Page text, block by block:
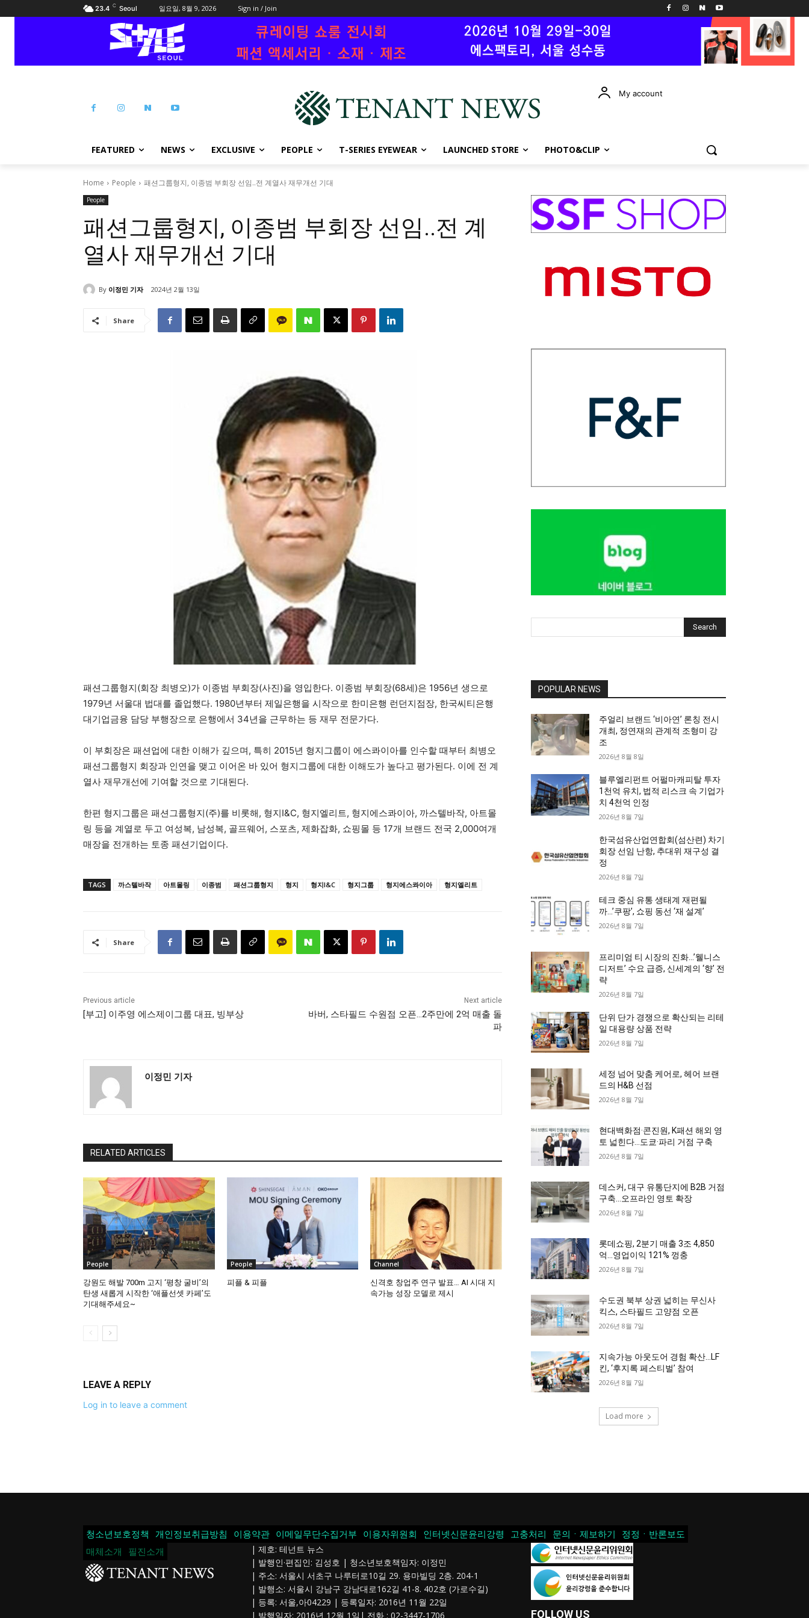
23.4 C Seoul 일요일, 8월 9, 2026 Sign in / Join
My account
FEATURED NEWS EXCLUSIVE PEOPLE T-SERIES EYEWEAR LAUNCHED STORE PHOTO&CLIP
Home People 패션그룹형지, 이종범 부회장 선임..전 계열사 재무개선 기대
People
패션그룹형지, 이종범 부회장 선임..전 계
열사 재무개선 기대
By 이정민 기자 2024년 2월 13일
Share
패션그룹형지(회장 최병오)가 이종범 부회장(사진)을 영입한다. 이종범 부회장(68세)은 1956년 생으로
1979년 서울대 법대를 졸업했다. 1980년부터 제일은행을 시작으로 한미은행 런던지점장, 한국씨티은행
대기업금융 담당 부행장으로 은행에서 34년을 근무하는 등 재무 전문가다.
이 부회장은 패션업에 대한 이해가 깊으며, 특히 2015년 형지그룹이 에스콰이아를 인수할 때부터 최병오
패션그룹형지 회장과 인연을 맺고 이어온 바 있어 형지그룹에 대한 이해도가 높다고 평가된다. 이에 전 계
열사 재무개선에 기여할 것으로 기대된다.
한편 형지그룹은 패션그룹형지(주)를 비롯해, 형지I&C, 형지엘리트, 형지에스콰이아, 까스텔바작, 아트몰
링 등을 계열로 두고 여성복, 남성복, 골프웨어, 스포츠, 제화잡화, 쇼핑몰 등 17개 브랜드 전국 2,000여개
매장을 전개하는 토종 패션기업이다.
TAGS 까스텔바작 아트몰링 이종범 패션그룹형지 형지 형지I&C 형지그룹 형지에스콰이아 형지엘리트
Share
Previous article
[부고] 이주영 에스제이그룹 대표, 빙부상
Next article
바버, 스타필드 수원점 오픈…2주만에 2억 매출 돌
파
이정민 기자
RELATED ARTICLES
People
강원도 해발 700m 고지 ‘평창 굴비’의
탄생 새롭게 시작한 ‘애플선셋 카페’도
기대해주세요~
People
피플 & 피플
Channel
신격호 창업주 연구 발표… AI 시대 지
속가능 성장 모델로 제시
LEAVE A REPLY
Log in to leave a comment
Search
POPULAR NEWS
주얼리 브랜드 ‘비아연’ 론칭 전시
개최, 정연재의 관계적 조형미 강
조
2026년 8월 8일
블루엘리펀트 어펄마캐피탈 투자
1천억 유치, 법적 리스크 속 기업가
치 4천억 인정
2026년 8월 7일
한국섬유산업연합회(섬산련) 차기
회장 선임 난항, 추대위 재구성 결
정
2026년 8월 7일
테크 중심 유통 생태계 재편될
까…’쿠팡’, 쇼핑 동선 ‘재 설계’
2026년 8월 7일
프리미엄 티 시장의 진화…’웰니스
디저트’ 수요 급증, 신세계의 ‘향’ 전
략
2026년 8월 7일
단위 단가 경쟁으로 확산되는 리테
일 대용량 상품 전략
2026년 8월 7일
세정 넘어 맞춤 케어로, 헤어 브랜
드의 H&B 선점
2026년 8월 7일
현대백화점·콘진원, K패션 해외 영
토 넓힌다…도쿄·파리 거점 구축
2026년 8월 7일
데스커, 대구 유통단지에 B2B 거점
구축…오프라인 영토 확장
2026년 8월 7일
롯데쇼핑, 2분기 매출 3조 4,850
억…영업이익 121% 껑충
2026년 8월 7일
수도권 북부 상권 넓히는 무신사
킥스, 스타필드 고양점 오픈
2026년 8월 7일
지속가능 아웃도어 경험 확산…LF
킨, ‘후지록 페스티벌’ 참여
2026년 8월 7일
Load more
청소년보호정책 개인정보취급방침 이용약관 이메일무단수집거부 이용자위원회 인터넷신문윤리강령 고충처리 문의ㆍ제보하기
정정ㆍ반론보도
매체소개
필진소개
| 제호: 테넌트 뉴스
| 발행인·편집인: 김성호 | 청소년보호책임자: 이정민
| 주소: 서울시 서초구 나루터로10길 29. 용마빌딩 2층. 204-1
| 발행소: 서울시 강남구 강남대로162길 41-8. 402호 (가로수길)
| 등록: 서울,아04229 | 등록일자: 2016년 11월 22일
| 발행일자: 2016년 12월 1일| 전화 : 02-3447-1706
FOLLOW US